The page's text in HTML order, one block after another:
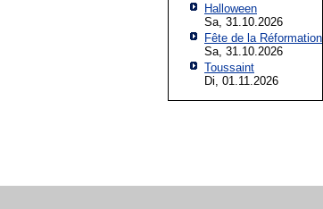
Halloween
Sa, 31.10.2026
Fête de la Réformation
Sa, 31.10.2026
Toussaint
Di, 01.11.2026